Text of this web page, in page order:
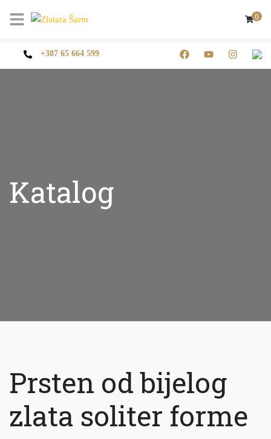
+387 65 664 599
Katalog
0
Prsten od bijelog
zlata soliter forme